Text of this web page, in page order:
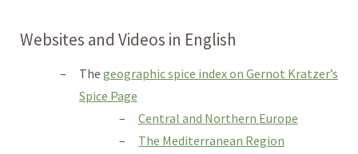
Websites and Videos in English
The geographic spice index on Gernot Kratzer’s
Spice Page
Central and Northern Europe
The Mediterranean Region